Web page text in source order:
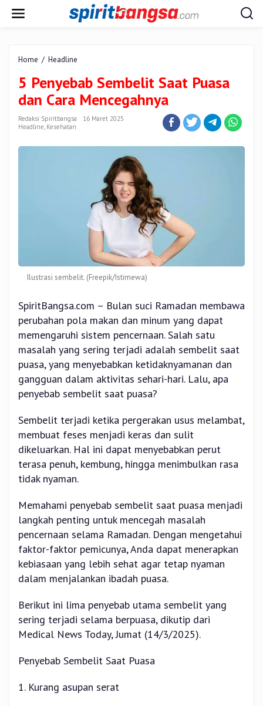
Home / Headline
Sembelit
Saat
Puasa
dan
5 Penyebab Sembelit Saat Puasa
dan Cara Mencegahnya
Redaksi Spiritbangsa
16 Maret 2025
Headline, Kesehatan
Ilustrasi sembelit. (Freepik/Istimewa)
SpiritBangsa.com – Bulan suci Ramadan membawa
perubahan pola makan dan minum yang dapat
memengaruhi sistem pencernaan. Salah satu
masalah yang sering terjadi adalah sembelit saat
puasa, yang menyebabkan ketidaknyamanan dan
gangguan dalam aktivitas sehari-hari. Lalu, apa
penyebab sembelit saat puasa?
Sembelit terjadi ketika pergerakan usus melambat,
membuat feses menjadi keras dan sulit
dikeluarkan. Hal ini dapat menyebabkan perut
terasa penuh, kembung, hingga menimbulkan rasa
tidak nyaman.
Memahami penyebab sembelit saat puasa menjadi
langkah penting untuk mencegah masalah
pencernaan selama Ramadan. Dengan mengetahui
faktor-faktor pemicunya, Anda dapat menerapkan
kebiasaan yang lebih sehat agar tetap nyaman
dalam menjalankan ibadah puasa.
Berikut ini lima penyebab utama sembelit yang
sering terjadi selama berpuasa, dikutip dari
Medical News Today, Jumat (14/3/2025).
Penyebab Sembelit Saat Puasa
1. Kurang asupan serat